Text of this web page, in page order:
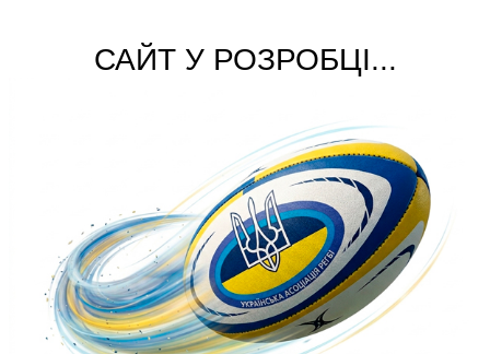
САЙТ У РОЗРОБЦІ...